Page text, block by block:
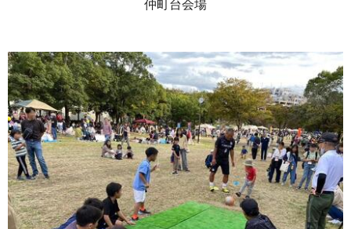
仲町台会場